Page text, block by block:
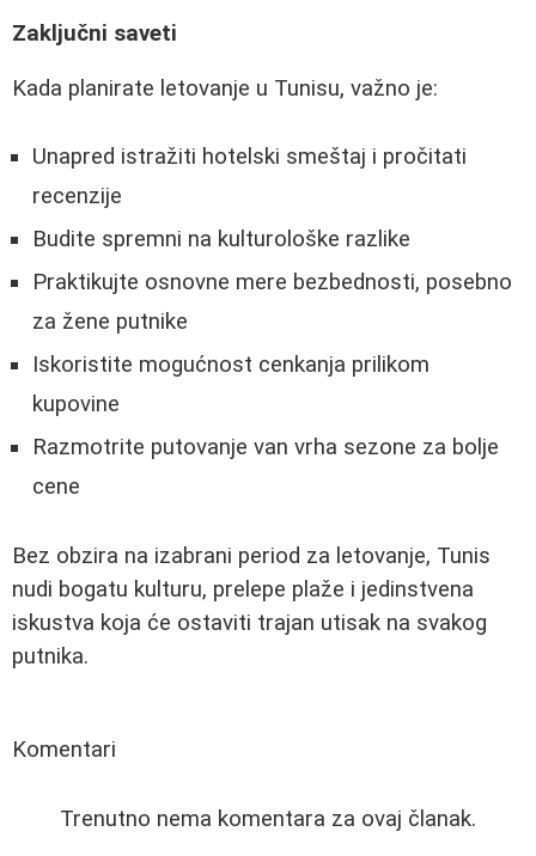
Zaključni saveti
Kada planirate letovanje u Tunisu, važno je:
Unapred istražiti hotelski smeštaj i pročitati
recenzije
Budite spremni na kulturološke razlike
Praktikujte osnovne mere bezbednosti, posebno
za žene putnike
Iskoristite mogućnost cenkanja prilikom
kupovine
Razmotrite putovanje van vrha sezone za bolje
cene
Bez obzira na izabrani period za letovanje, Tunis
nudi bogatu kulturu, prelepe plaže i jedinstvena
iskustva koja će ostaviti trajan utisak na svakog
putnika.
Komentari
Trenutno nema komentara za ovaj članak.